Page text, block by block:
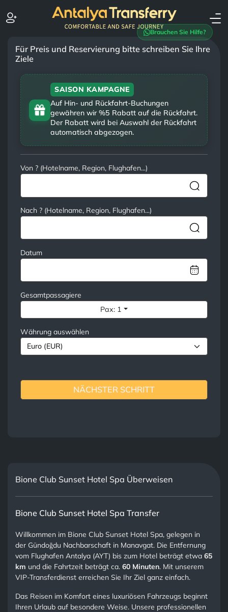
Brauchen Sie Hilfe?
Für Preis und Reservierung bitte schreiben Sie Ihre
Ziele
SAISON KAMPAGNE
Auf Hin- und Rückfahrt-Buchungen
gewähren wir %5 Rabatt auf die Rückfahrt.
Der Rabatt wird bei Auswahl der Rückfahrt
automatisch abgezogen.
Von ? (Hotelname, Region, Flughafen...)
Nach ? (Hotelname, Region, Flughafen...)
Datum
Gesamtpassagiere
Pax: 1
Währung auswählen
NÄCHSTER SCHRITT
Bione Club Sunset Hotel Spa Überweisen
Bione Club Sunset Hotel Spa Transfer
Willkommen im Bione Club Sunset Hotel Spa, gelegen in
der Gündoğdu Nachbarschaft in Manavgat. Die Entfernung
vom Flughafen Antalya (AYT) bis zum Hotel beträgt etwa65
km und die Fahrtzeit beträgt ca.60 Minuten. Mit unserem
VIP-Transferdienst erreichen Sie Ihr Ziel ganz einfach.
Das Reisen im Komfort eines luxuriösen Fahrzeugs beginnt
Ihren Urlaub auf besondere Weise. Unsere professionellen